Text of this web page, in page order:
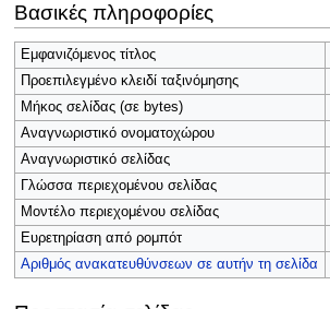
στην
πλοήγηση
στην
αναζήτηση
Βασικές πληροφορίες
Εμφανιζόμενος τίτλος
Προεπιλεγμένο κλειδί ταξινόμησης
Μήκος σελίδας (σε bytes)
Αναγνωριστικό ονοματοχώρου
Αναγνωριστικό σελίδας
Γλώσσα περιεχομένου σελίδας
Μοντέλο περιεχομένου σελίδας
Ευρετηρίαση από ρομπότ
Αριθμός ανακατευθύνσεων σε αυτήν τη σελίδα